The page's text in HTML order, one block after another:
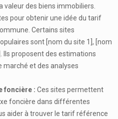
des biens immobiliers.
pour obtenir une idée du tarif
Certains sites
sont [nom du site 1], [nom
Ils proposent des estimations
marché et des analyses
foncière : Ces sites permettent
foncière dans différentes
aider à trouver le tarif référence